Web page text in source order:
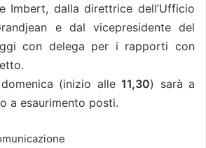
Imbert, dalla direttrice dell’Ufficio
e dal vicepresidente del
con delega per i rapporti con
(inizio alle 11,30) sarà a
a esaurimento posti.